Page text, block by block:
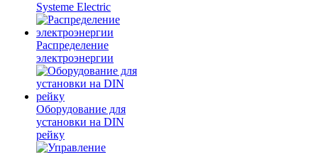
Systeme Electric
Распределение
электроэнергии
Оборудование для
установки на DIN
рейку